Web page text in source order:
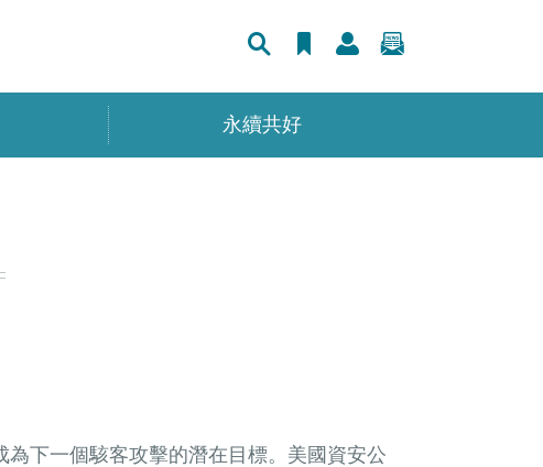
永續共好
下一個駭客攻擊的潛在目標。美國資安公